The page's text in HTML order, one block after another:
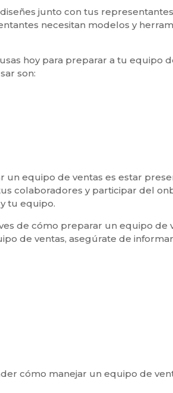
junto con tus
necesitan modelos y
hoy para preparar a tu equipo
son:
un equipo de ventas es estar
colaboradores y participar del
tu equipo.
de cómo preparar un equipo de
de ventas, asegúrate de
cómo manejar un equipo de